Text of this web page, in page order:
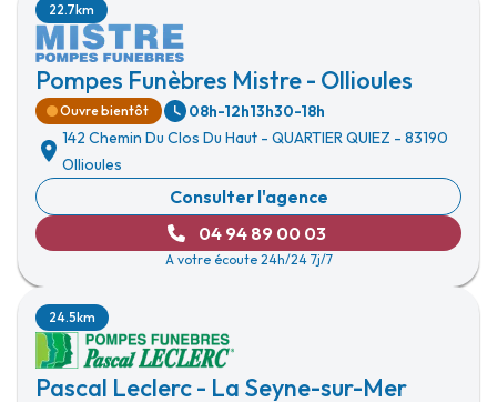
Pompes Funèbres Mistre - Ollioules
22.7km
Ouvre bientôt 08h-12h13h30-18h
142 Chemin Du Clos Du Haut - QUARTIER QUIEZ - 83190
Ollioules
Consulter l'agence
04 94 89 00 03
A votre écoute 24h/24 7j/7
Pascal Leclerc - La Seyne-sur-Mer
24.5km